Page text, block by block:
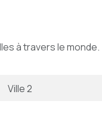
à travers le monde.